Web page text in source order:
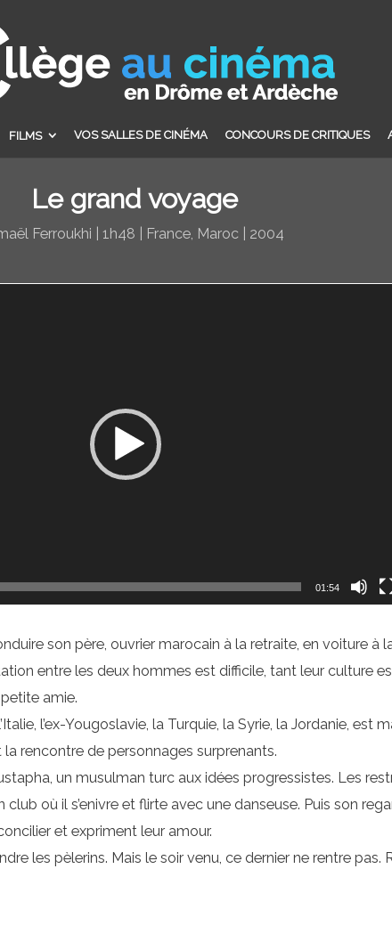
FILMS VOS SALLES DE CINÉMA CONCOURS DE CRITIQUES
Le grand voyage
Ferroukhi | 1h48 | France, Maroc | 2004
01:54
son père, ouvrier marocain à la retraite, en voiture à
entre les deux hommes est difficile, tant leur culture
amie.
l’ex-Yougoslavie, la Turquie, la Syrie, la Jordanie, est
rencontre de personnages surprenants.
un musulman turc aux idées progressistes. Les
où il s’enivre et flirte avec une danseuse. Puis son
et expriment leur amour.
les pèlerins. Mais le soir venu, ce dernier ne rentre pas.